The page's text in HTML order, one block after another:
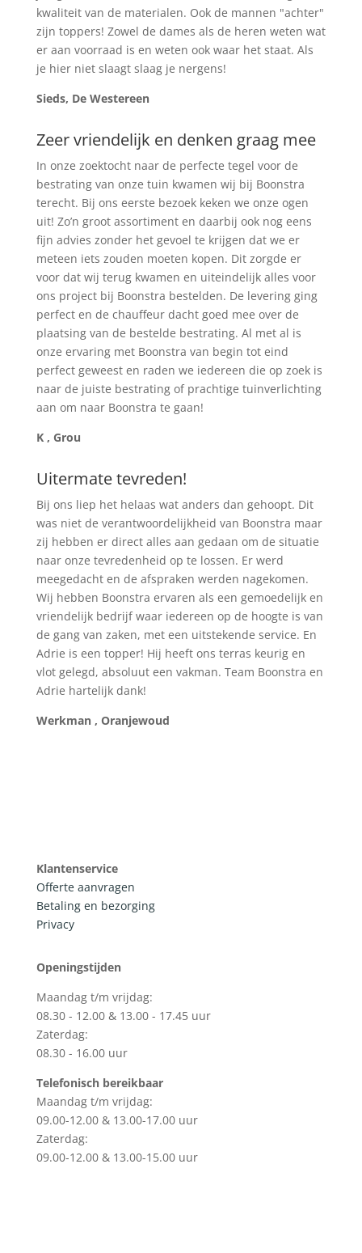
kwaliteit van de materialen. Ook de mannen "achter"
zijn toppers! Zowel de dames als de heren weten wat
er aan voorraad is en weten ook waar het staat. Als
je hier niet slaagt slaag je nergens!
Sieds, De Westereen
Zeer vriendelijk en denken graag mee
In onze zoektocht naar de perfecte tegel voor de
bestrating van onze tuin kwamen wij bij Boonstra
terecht. Bij ons eerste bezoek keken we onze ogen
uit! Zo’n groot assortiment en daarbij ook nog eens
fijn advies zonder het gevoel te krijgen dat we er
meteen iets zouden moeten kopen. Dit zorgde er
voor dat wij terug kwamen en uiteindelijk alles voor
ons project bij Boonstra bestelden. De levering ging
perfect en de chauffeur dacht goed mee over de
plaatsing van de bestelde bestrating. Al met al is
onze ervaring met Boonstra van begin tot eind
perfect geweest en raden we iedereen die op zoek is
naar de juiste bestrating of prachtige tuinverlichting
aan om naar Boonstra te gaan!
K , Grou
Uitermate tevreden!
Bij ons liep het helaas wat anders dan gehoopt. Dit
was niet de verantwoordelijkheid van Boonstra maar
zij hebben er direct alles aan gedaan om de situatie
naar onze tevredenheid op te lossen. Er werd
meegedacht en de afspraken werden nagekomen.
Wij hebben Boonstra ervaren als een gemoedelijk en
vriendelijk bedrijf waar iedereen op de hoogte is van
de gang van zaken, met een uitstekende service. En
Adrie is een topper! Hij heeft ons terras keurig en
vlot gelegd, absoluut een vakman. Team Boonstra en
Adrie hartelijk dank!
Werkman , Oranjewoud
Klantenservice
Offerte aanvragen
Betaling en bezorging
Privacy
Openingstijden
Maandag t/m vrijdag:
08.30 - 12.00 & 13.00 - 17.45 uur
Zaterdag:
08.30 - 16.00 uur
Telefonisch bereikbaar
Maandag t/m vrijdag:
09.00-12.00 & 13.00-17.00 uur
Zaterdag:
09.00-12.00 & 13.00-15.00 uur